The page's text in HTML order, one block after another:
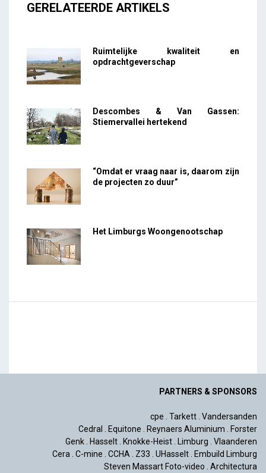
GERELATEERDE ARTIKELS
Ruimtelijke kwaliteit en
opdrachtgeverschap
Descombes & Van Gassen:
Stiemervallei hertekend
“Omdat er vraag naar is, daarom zijn
de projecten zo duur”
Het Limburgs Woongenootschap
PARTNERS & SPONSORS
cpe Tarkett Vandersanden
Cedral
Equitone Reynaers Aluminium
Forster
Genk
Hasselt Knokke-Heist Limburg
Vlaanderen
Cera
C-mine CCHA Z33 UHasselt
Embuild Limburg
Steven Massart Foto-video
Architectura